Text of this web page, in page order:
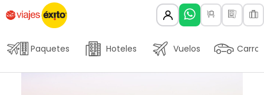
Paquetes Hoteles Vuelos Carros